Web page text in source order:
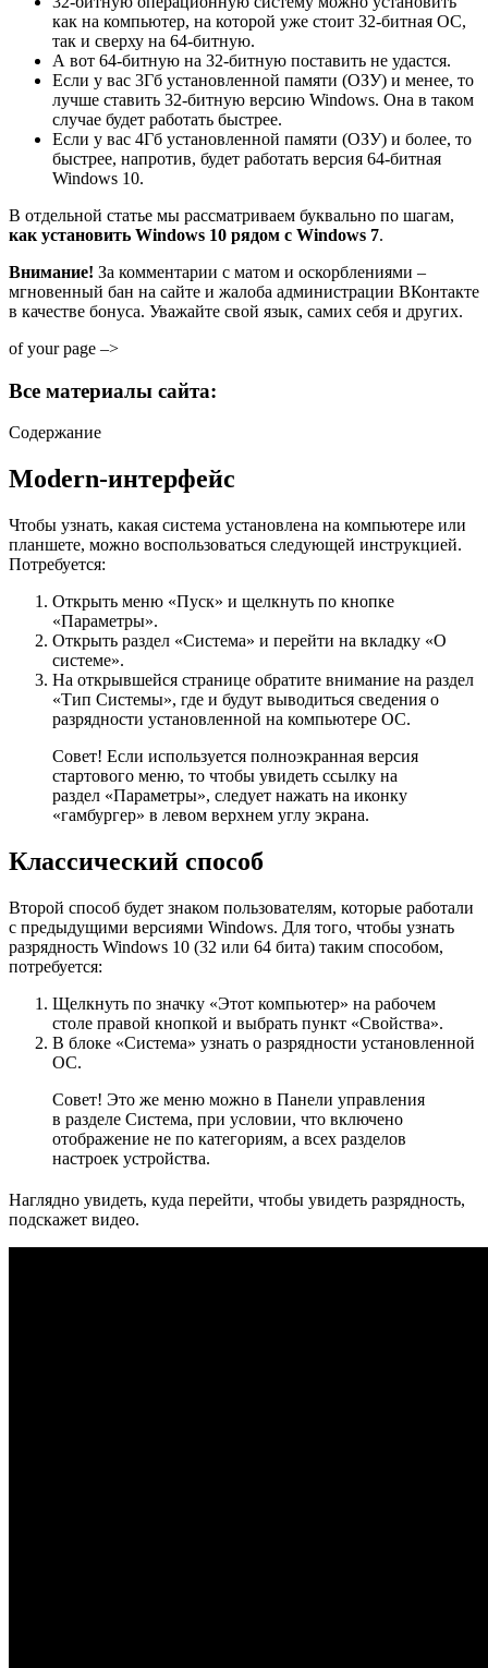
как на компьютер, на которой уже стоит 32-битная ОС,
так и сверху на 64-битную.
А вот 64-битную на 32-битную поставить не удастся.
Если у вас 3Гб установленной памяти (ОЗУ) и менее, то
лучше ставить 32-битную версию Windows. Она в таком
случае будет работать быстрее.
Если у вас 4Гб установленной памяти (ОЗУ) и более, то
быстрее, напротив, будет работать версия 64-битная
Windows 10.
В отдельной статье мы рассматриваем буквально по шагам,
как установить Windows 10 рядом с Windows 7.
Внимание! За комментарии с матом и оскорблениями –
мгновенный бан на сайте и жалоба администрации ВКонтакте
в качестве бонуса. Уважайте свой язык, самих себя и других.
of your page –>
Все материалы сайта:
Содержание
Modern-интерфейс
Чтобы узнать, какая система установлена на компьютере или
планшете, можно воспользоваться следующей инструкцией.
Потребуется:
Открыть меню «Пуск» и щелкнуть по кнопке
«Параметры».
Открыть раздел «Система» и перейти на вкладку «О
системе».
На открывшейся странице обратите внимание на раздел
«Тип Системы», где и будут выводиться сведения о
разрядности установленной на компьютере ОС.
Совет! Если используется полноэкранная версия
стартового меню, то чтобы увидеть ссылку на
раздел «Параметры», следует нажать на иконку
«гамбургер» в левом верхнем углу экрана.
Классический способ
Второй способ будет знаком пользователям, которые работали
с предыдущими версиями Windows. Для того, чтобы узнать
разрядность Windows 10 (32 или 64 бита) таким способом,
потребуется:
Щелкнуть по значку «Этот компьютер» на рабочем
столе правой кнопкой и выбрать пункт «Свойства».
В блоке «Система» узнать о разрядности установленной
ОС.
Совет! Это же меню можно в Панели управления
в разделе Система, при условии, что включено
отображение не по категориям, а всех разделов
настроек устройства.
Наглядно увидеть, куда перейти, чтобы увидеть разрядность,
подскажет видео.